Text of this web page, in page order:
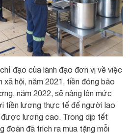
đạo của lãnh đạo đơn vị về việc
xã hội, năm 2021, tiền đóng bảo
năm 2022, sẽ nâng lên mức
tiền lương thực tế để người lao
được lương cao. Trong dịp tết
đoàn đã trích ra mua tặng mỗi